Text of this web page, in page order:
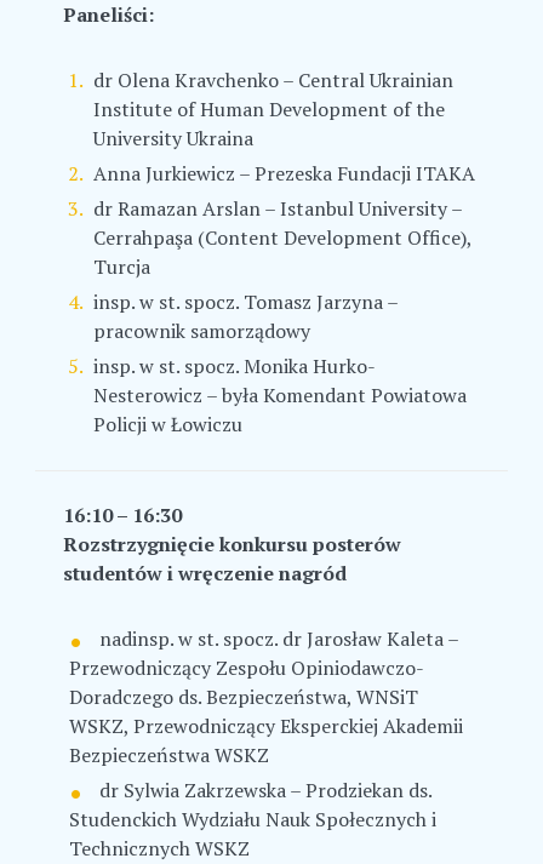
Paneliści:
dr Olena Kravchenko – Central Ukrainian
Institute of Human Development of the
University Ukraina
Anna Jurkiewicz – Prezeska Fundacji ITAKA
dr Ramazan Arslan – Istanbul University –
Cerrahpaşa (Content Development Office),
Turcja
insp. w st. spocz. Tomasz Jarzyna –
pracownik samorządowy
insp. w st. spocz. Monika Hurko-
Nesterowicz – była Komendant Powiatowa
Policji w Łowiczu
16:10 – 16:30
Rozstrzygnięcie konkursu posterów
studentów i wręczenie nagród
nadinsp. w st. spocz. dr Jarosław Kaleta –
Przewodniczący Zespołu Opiniodawczo-
Doradczego ds. Bezpieczeństwa, WNSiT
WSKZ, Przewodniczący Eksperckiej Akademii
Bezpieczeństwa WSKZ
dr Sylwia Zakrzewska – Prodziekan ds.
Studenckich Wydziału Nauk Społecznych i
Technicznych WSKZ